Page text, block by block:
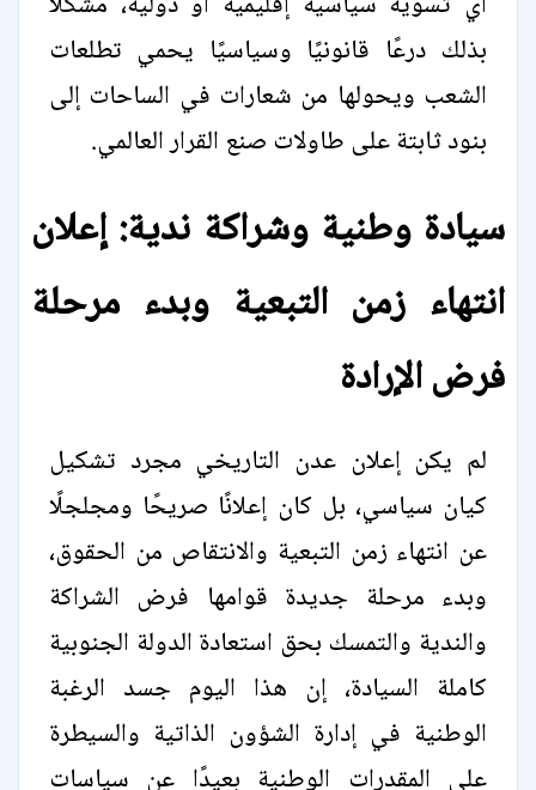
بذلك درعًا قانونيًا وسياسيًا يحمي تطلعات
الشعب ويحولها من شعارات في الساحات إلى
بنود ثابتة على طاولات صنع القرار العالمي.
سيادة وطنية وشراكة ندية: إعلان
انتهاء زمن التبعية وبدء مرحلة
فرض الإرادة
لم يكن إعلان عدن التاريخي مجرد تشكيل
كيان سياسي، بل كان إعلانًا صريحًا ومجلجلًا
عن انتهاء زمن التبعية والانتقاص من الحقوق،
وبدء مرحلة جديدة قوامها فرض الشراكة
والندية والتمسك بحق استعادة الدولة الجنوبية
كاملة السيادة، إن هذا اليوم جسد الرغبة
الوطنية في إدارة الشؤون الذاتية والسيطرة
على المقدرات الوطنية بعيدًا عن سياسات